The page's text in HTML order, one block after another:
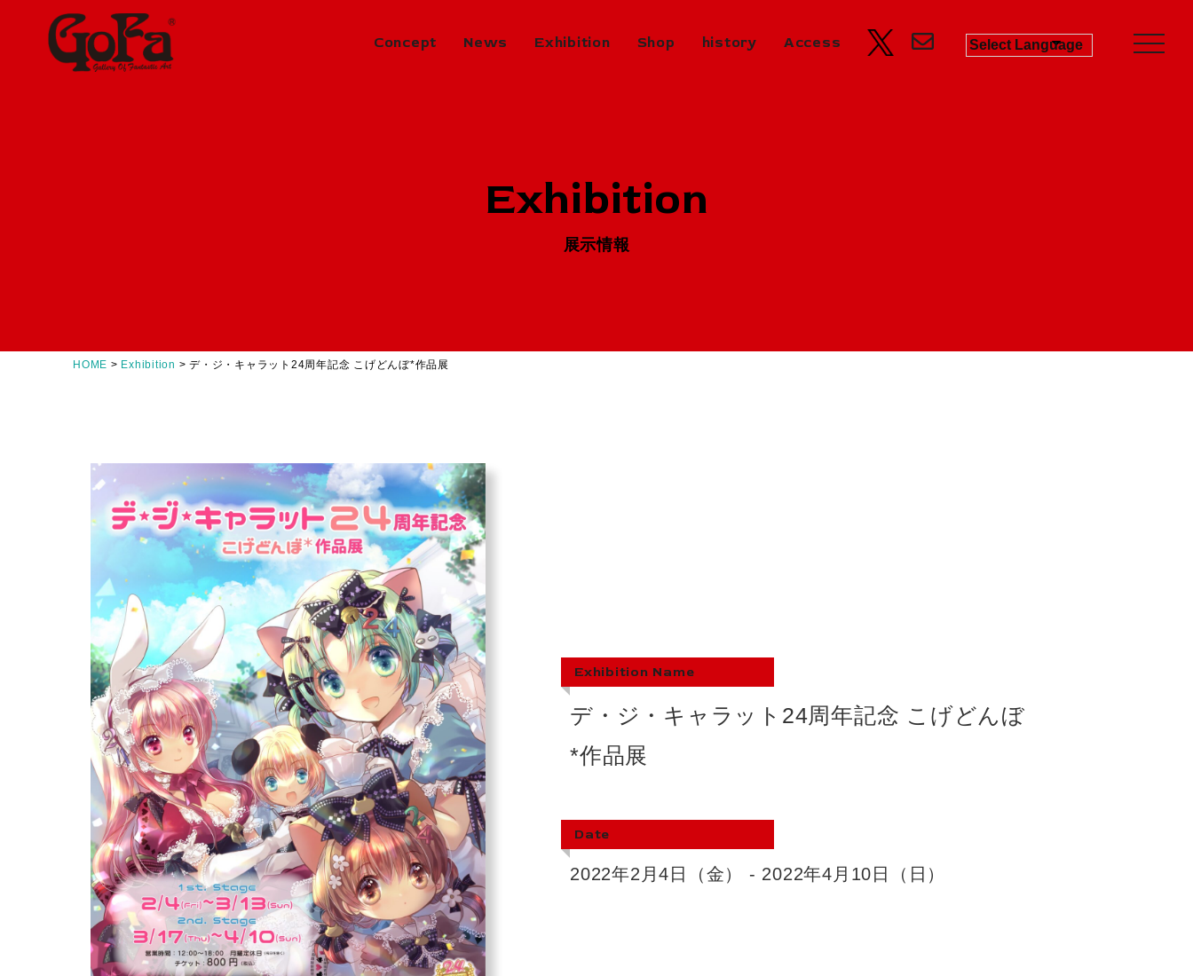
Concept News Exhibition Shop history Access
次回エキシビジョン
展示情報
Exhibition
HOME > Exhibition > デ・ジ・キャラット24周年記念 こげどんぼ*作品展
Exhibition Name
デ・ジ・キャラット24周年記念 こげどんぼ
*作品展
Date
2022年2月4日（金） - 2022年4月10日（日）